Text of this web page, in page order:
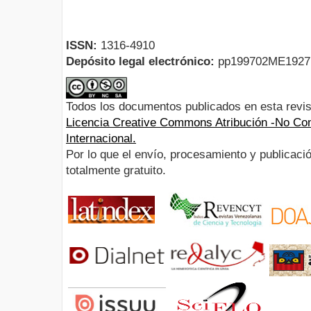
ISSN: 1316-4910
Depósito legal electrónico:
Todos los documentos publicados en esta
Licencia Creative Commons Atribución -No
Internacional.
Por lo que el envío, procesamiento y
totalmente gratuito.